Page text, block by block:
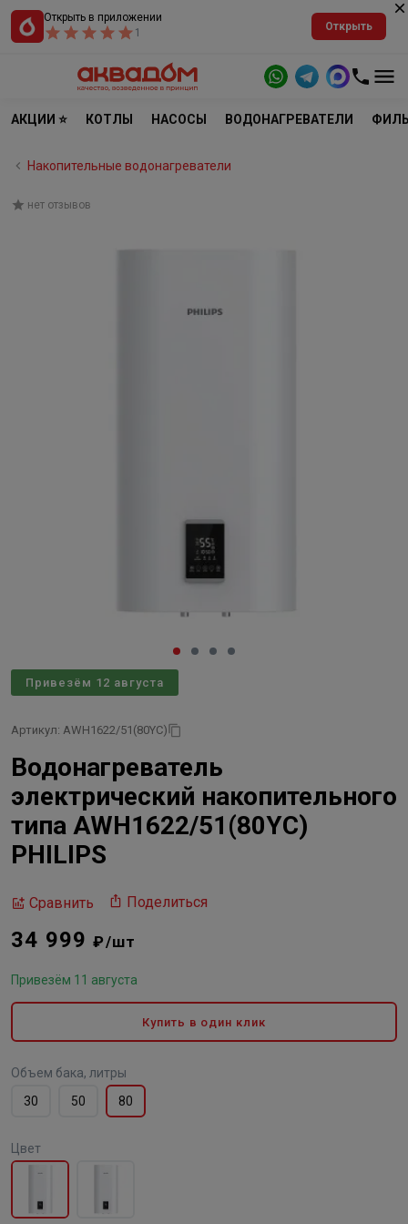
Открыть в приложении
1
Открыть
АКЦИИ ⭐ КОТЛЫ НАСОСЫ ВОДОНАГРЕВАТЕЛИ
Накопительные водонагреватели
нет отзывов
Привезём 12 августа
Артикул: AWH1622/51(80YC)
Водонагреватель
электрический накопительного
типа AWH1622/51(80YC)
PHILIPS
Сравнить Поделиться
34 999₽/шт
Привезём 11 августа
Купить в один клик
Объем бака, литры
30
50 80
Цвет